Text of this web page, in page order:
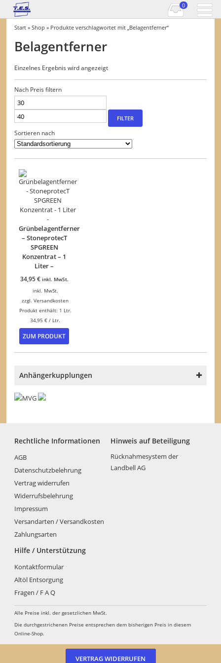
0
Start »Shop » Produkte verschlagwortet mit „Belagentferner“
Belagentferner
Einzelnes Ergebnis wird angezeigt
Nach Preis filtern
Min.
Preis
PreisFILTER
Sortieren nach
Grünbelagentferner
– StoneprotecT
SPGREEN
Konzentrat – 1
Liter –
34,95€ inkl. MwSt.
inkl. MwSt.
zzgl.Versandkosten
Produkt enthält: 1 Ltr.
34,95€ / Ltr.
ZUM PRODUKT
Anhängerkupplungen
Rechtliche Informationen
AGB
Datenschutzbelehrung
Vertrag widerrufen
Widerrufsbelehrung
Impressum
Versandarten / Versandkosten
Zahlungsarten
Hinweis auf Beteiligung
Rücknahmesystem der
Landbell AG
Hilfe / Unterstützung
Kontaktformular
Altöl Entsorgung
Fragen / F A Q
Alle Preise inkl. der gesetzlichen MwSt.
Die durchgestrichenen Preise entsprechen dem bisherigen Preis in diesem
Online-Shop.
VERTRAG WIDERRUFEN